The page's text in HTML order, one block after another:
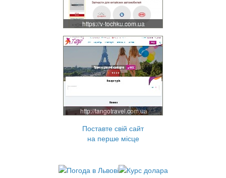
https://v-tochku.com.ua
http://tangotravel.com.ua
Поставте свій сайт
на перше місце